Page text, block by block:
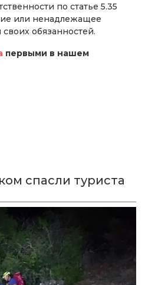
по статье 5.35
или ненадлежащее
обязанностей.
первыми в нашем
спасли туриста